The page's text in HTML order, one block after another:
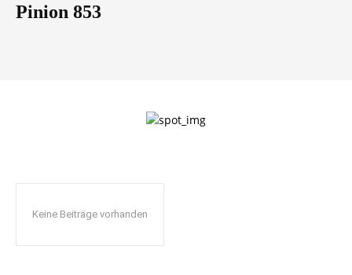
Pinion 853
Keine Beiträge vorhanden